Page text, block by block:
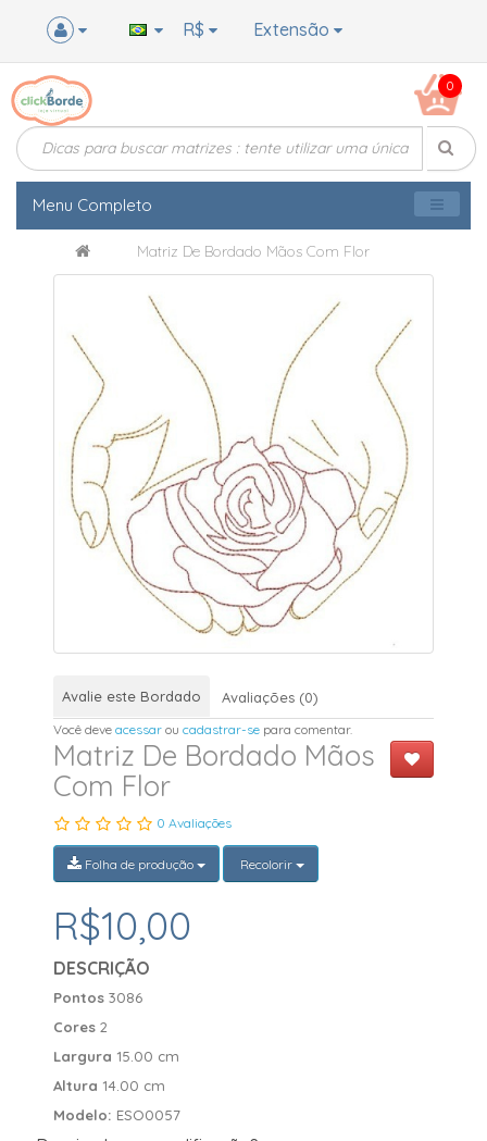
Extensão
R$
0
Menu Completo
Matriz De Bordado Mãos Com Flor
Avalie este Bordado Avaliações (0)
Você deveacessar oucadastrar-se para comentar.
Matriz De Bordado Mãos
Com Flor
0 Avaliações
Folha de produção Recolorir
R$10,00
DESCRIÇÃO
Pontos3086
Cores2
Largura 15.00 cm
Altura 14.00 cm
Modelo: ESO0057